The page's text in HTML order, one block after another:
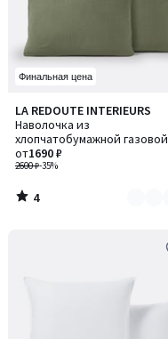
Финальная цена
LA REDOUTE INTERIEURS
Наволочка из
хлопчатобумажной газовой
ткани, Kumla / Кумла
2600 ₽-35%
от1690 ₽
4
/
5
Количество
цветов:
5
4
/